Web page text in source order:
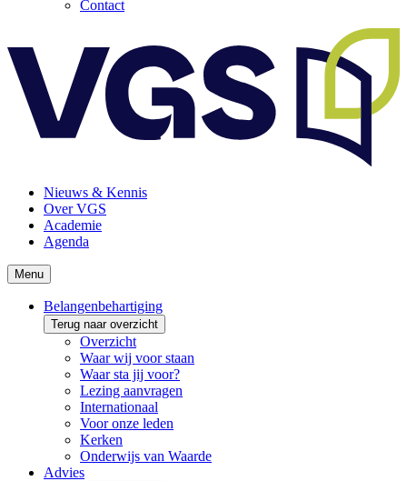
Contact
Nieuws & Kennis
Over VGS
Academie
Agenda
Menu
Belangenbehartiging
Terug naar overzicht
Overzicht
Waar wij voor staan
Waar sta jij voor?
Lezing aanvragen
Internationaal
Voor onze leden
Kerken
Onderwijs van Waarde
Advies